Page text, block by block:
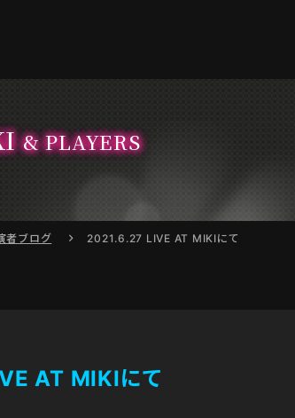
者ブログ 2021.6.27 LIVE AT MIKIにて
& PLAYERS
AT MIKIにて